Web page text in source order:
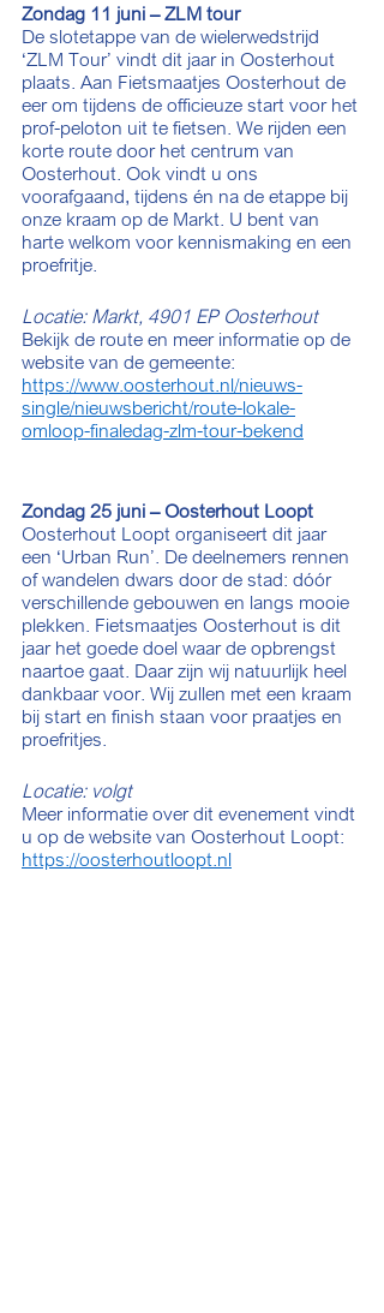
Zondag 11 juni – ZLM tour
De slotetappe van de wielerwedstrijd
‘ZLM Tour’ vindt dit jaar in Oosterhout
plaats. Aan Fietsmaatjes Oosterhout de
eer om tijdens de officieuze start voor het
prof-peloton uit te fietsen. We rijden een
korte route door het centrum van
Oosterhout. Ook vindt u ons
voorafgaand, tijdens én na de etappe bij
onze kraam op de Markt. U bent van
harte welkom voor kennismaking en een
proefritje.
Locatie: Markt, 4901 EP Oosterhout
Bekijk de route en meer informatie op de
website van de gemeente:
https://www.oosterhout.nl/nieuws-
single/nieuwsbericht/route-lokale-
omloop-finaledag-zlm-tour-bekend
Zondag 25 juni – Oosterhout Loopt
Oosterhout Loopt organiseert dit jaar
een ‘Urban Run’. De deelnemers rennen
of wandelen dwars door de stad: dóór
verschillende gebouwen en langs mooie
plekken. Fietsmaatjes Oosterhout is dit
jaar het goede doel waar de opbrengst
naartoe gaat. Daar zijn wij natuurlijk heel
dankbaar voor. Wij zullen met een kraam
bij start en finish staan voor praatjes en
proefritjes.
Locatie: volgt
Meer informatie over dit evenement vindt
u op de website van Oosterhout Loopt:
https://oosterhoutloopt.nl